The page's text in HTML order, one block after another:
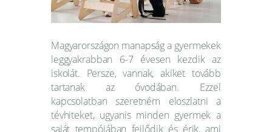
Kapcsolat
Információk
Magyarországon manapság a gyermekek
leggyakrabban 6-7 évesen kezdik az
iskolát. Persze, vannak, akiket tovább
tartanak az óvodában. Ezzel
kapcsolatban szeretném eloszlatni a
tévhiteket, ugyanis minden gyermek a
saját tempójában fejlődik és érik, ami